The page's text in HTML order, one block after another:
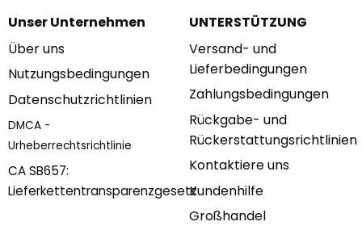
Unser Unternehmen
Über uns
Nutzungsbedingungen
Datenschutzrichtlinien
DMCA -
Urheberrechtsrichtlinie
CA SB657:
Lieferkettentransparenzgesetz
UNTERSTÜTZUNG
Versand- und
Lieferbedingungen
Zahlungsbedingungen
Rückgabe- und
Rückerstattungsrichtlinien
Kontaktiere uns
Kundenhilfe
Großhandel